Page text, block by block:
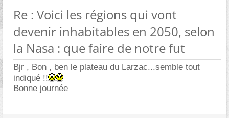
Re : Voici les régions qui vont
devenir inhabitables en 2050, selon
la Nasa : que faire de notre fut
Bjr , Bon , ben le plateau du Larzac...semble tout
indiqué !!
Bonne journée